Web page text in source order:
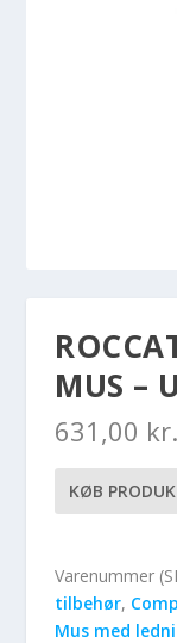
MUS –
631,00 kr.
KØB
Varenummer
tilbehør,
Mus med